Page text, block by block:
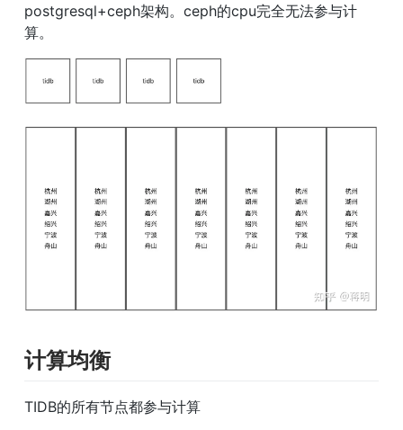
postgresql+ceph架构。ceph的cpu完全无法参与计
算。
计算均衡
TIDB的所有节点都参与计算